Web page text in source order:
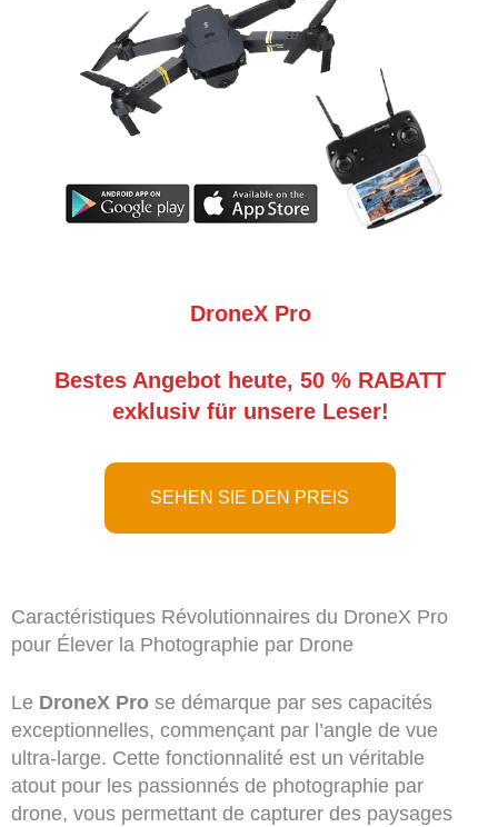
DroneX Pro
Bestes Angebot heute, 50 % RABATT
exklusiv für unsere Leser!
SEHEN SIE DEN PREIS
Caractéristiques Révolutionnaires du DroneX Pro
pour Élever la Photographie par Drone
Le DroneX Prose démarque par ses capacités
exceptionnelles, commençant par l’angle de vue
ultra-large. Cette fonctionnalité est un véritable
atout pour les passionnés de photographie par
drone, vous permettant de capturer des paysages